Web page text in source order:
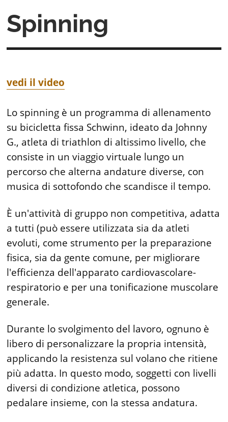
Spinning
vedi il video
Lo spinning è un programma di allenamento
su bicicletta fissa Schwinn, ideato da Johnny
G., atleta di triathlon di altissimo livello, che
consiste in un viaggio virtuale lungo un
percorso che alterna andature diverse, con
musica di sottofondo che scandisce il tempo.
È un'attività di gruppo non competitiva, adatta
a tutti (può essere utilizzata sia da atleti
evoluti, come strumento per la preparazione
fisica, sia da gente comune, per migliorare
l'efficienza dell'apparato cardiovascolare-
respiratorio e per una tonificazione muscolare
generale.
Durante lo svolgimento del lavoro, ognuno è
libero di personalizzare la propria intensità,
applicando la resistenza sul volano che ritiene
più adatta. In questo modo, soggetti con livelli
diversi di condizione atletica, possono
pedalare insieme, con la stessa andatura.